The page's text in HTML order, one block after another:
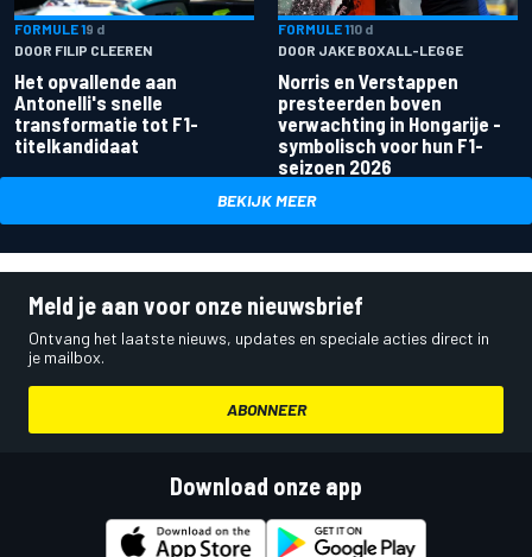
FORMULE 19 d
DOOR FILIP CLEEREN
Het opvallende aan
Antonelli's snelle
transformatie tot F1-
titelkandidaat
FORMULE 110 d
DOOR JAKE BOXALL-LEGGE
Norris en Verstappen
presteerden boven
verwachting in Hongarije -
symbolisch voor hun F1-
seizoen 2026
BEKIJK MEER
Meld je aan voor onze nieuwsbrief
Ontvang het laatste nieuws, updates en speciale acties direct in
je mailbox.
ABONNEER
Download onze app